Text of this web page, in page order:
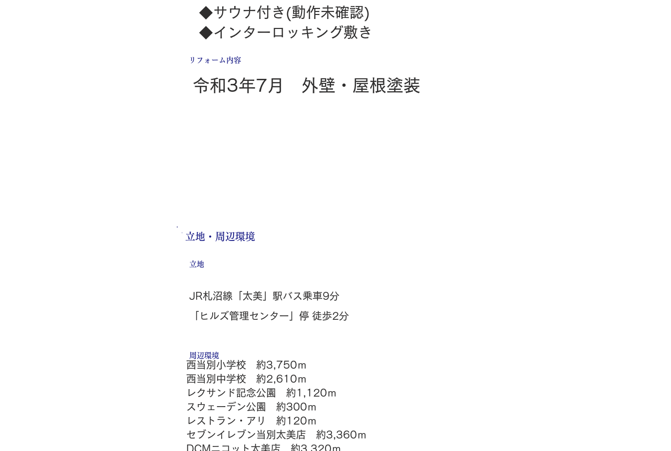
◆サウナ付き(動作未確認)
◆インターロッキング敷き
​リフォーム内容
令和3年7月 外壁・屋根塗装
立地・周辺環境
立地
JR札沼線「太美」駅バス乗車9分
「ヒルズ管理センター」停 徒歩2分
​周辺環境
西当別小学校 約3,750ｍ
西当別中学校 約2,610ｍ
レクサンド記念公園 約1,120ｍ
スウェーデン公園 約300ｍ
レストラン・アリ 約120ｍ
セブンイレブン当別太美店 約3,360ｍ
DCMニコット太美店 約3,320ｍ